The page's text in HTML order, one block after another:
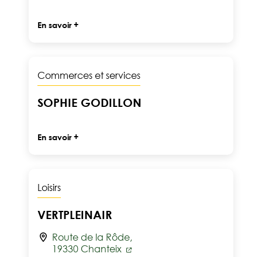
En savoir +
Commerces et services
SOPHIE GODILLON
En savoir +
Loisirs
VERTPLEINAIR
Route de la Rôde,
19330 Chanteix